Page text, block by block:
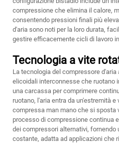
compressione che elimina il calore,
consentendo pressioni finali più
d'aria sono noti per la loro durata,
gestire efficacemente cicli di lavoro
Tecnologia a vite
La tecnologia del compressore
elicoidali interconnesse che ruotano
una carcassa per comprimere
ruotano, l'aria entra da un'estremità
compressa man mano che si sposta
processo di compressione continua
dei compressori alternativi, fornendo
costante, adatta ad applicazioni che